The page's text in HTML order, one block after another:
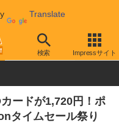
Translate
検索 Impressサイト
報 特価情報
ードが1,720円！ポ
タイムセール祭り